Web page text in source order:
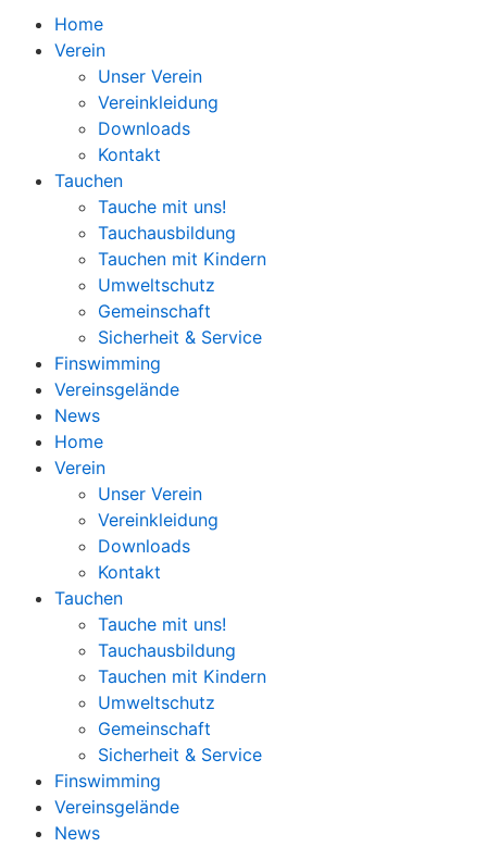
Home
Verein
Unser Verein
Vereinkleidung
Downloads
Kontakt
Tauchen
Tauche mit uns!
Tauchausbildung
Tauchen mit Kindern
Umweltschutz
Gemeinschaft
Sicherheit & Service
Finswimming
Vereinsgelände
News
Home
Verein
Unser Verein
Vereinkleidung
Downloads
Kontakt
Tauchen
Tauche mit uns!
Tauchausbildung
Tauchen mit Kindern
Umweltschutz
Gemeinschaft
Sicherheit & Service
Finswimming
Vereinsgelände
News